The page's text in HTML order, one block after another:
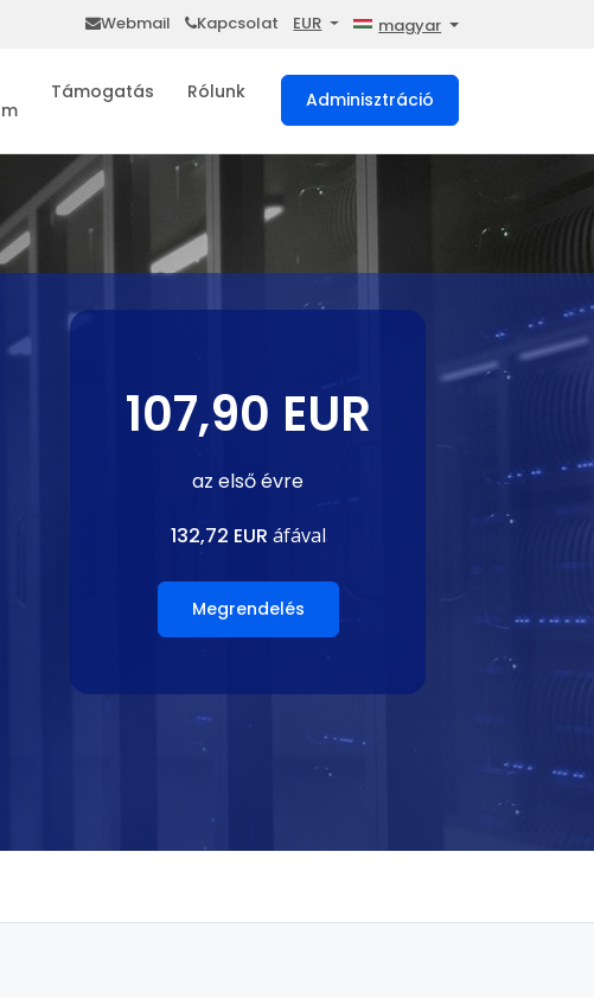
Webmail Kapcsolat EUR magyar
Támogatás Rólunk Adminisztráció
107,90 EUR
az első évre
132,72 EUR áfával
Megrendelés